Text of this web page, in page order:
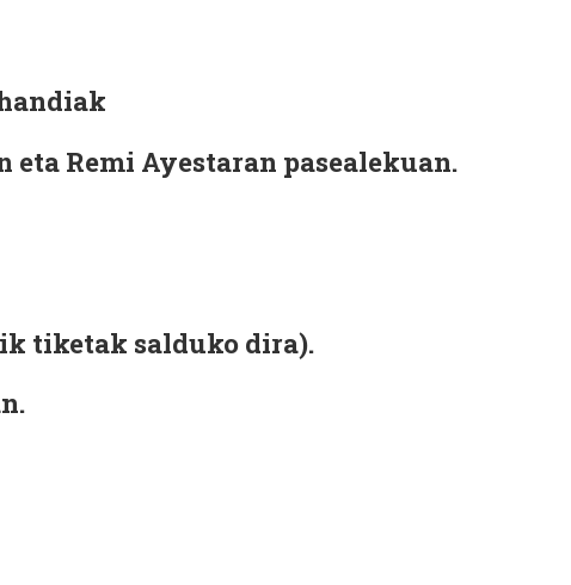
eta Remi Ayestaran pasealekuan.
tiketak salduko dira).